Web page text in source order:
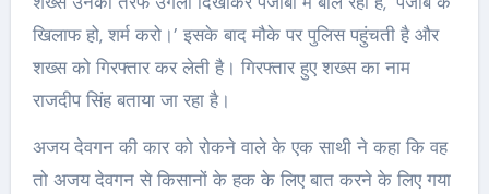
खिलाफ हो, शर्म करो।’ इसके बाद मौके पर पुलिस पहुंचती है और
शख्स को गिरफ्तार कर लेती है। गिरफ्तार हुए शख्स का नाम
राजदीप सिंह बताया जा रहा है।
अजय देवगन की कार को रोकने वाले के एक साथी ने कहा कि वह
तो अजय देवगन से किसानों के हक के लिए बात करने के लिए गया